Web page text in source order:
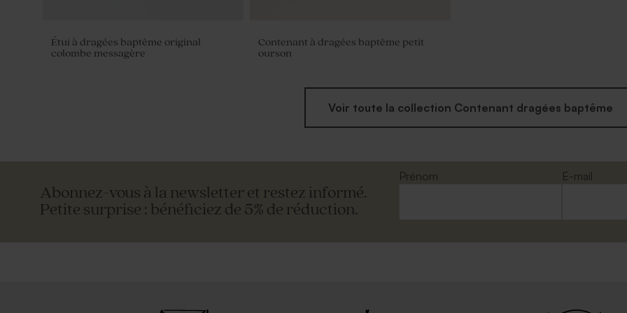
Étui à dragées baptême original
colombe messagère
Contenant à dragées baptême petit
ourson
Voir toute la collection Contenant dragées baptême
Abonnez-vous à la newsletter et restez informé.
Petite surprise : bénéficiez de 5% de réduction.
Prénom
E-mail